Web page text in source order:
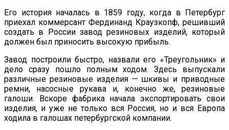
Его история началась в 1859 году, когда в Петербург
приехал коммерсант Фердинанд Краузкопф, решивший
создать в России завод резиновых изделий, который
должен был приносить высокую прибыль.
Завод построили быстро, назвали его «Треугольник» и
дело сразу пошло полным ходом. Здесь выпускали
различные резиновые изделия — шкивы и приводные
ремни, насосные рукава и, конечно же, резиновые
галоши. Вскоре фабрика начала экспортировать свои
изделия, и уже не только вся Россия, но и вся Европа
ходила в галошах петербургской компании.